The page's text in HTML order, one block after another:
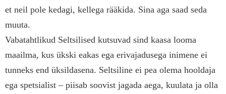
et neil pole kedagi, kellega rääkida. Sina aga saad seda
muuta.
Vabatahtlikud Seltsilised kutsuvad sind kaasa looma
maailma, kus ükski eakas ega erivajadusega inimene ei
tunneks end üksildasena. Seltsiline ei pea olema hooldaja
ega spetsialist – piisab soovist jagada aega, kuulata ja olla